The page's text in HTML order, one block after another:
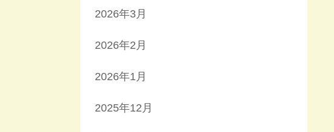
2026年3月
2026年2月
2026年1月
2025年12月